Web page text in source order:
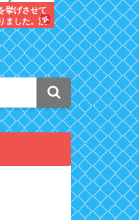
挙げさせて
ました。涙